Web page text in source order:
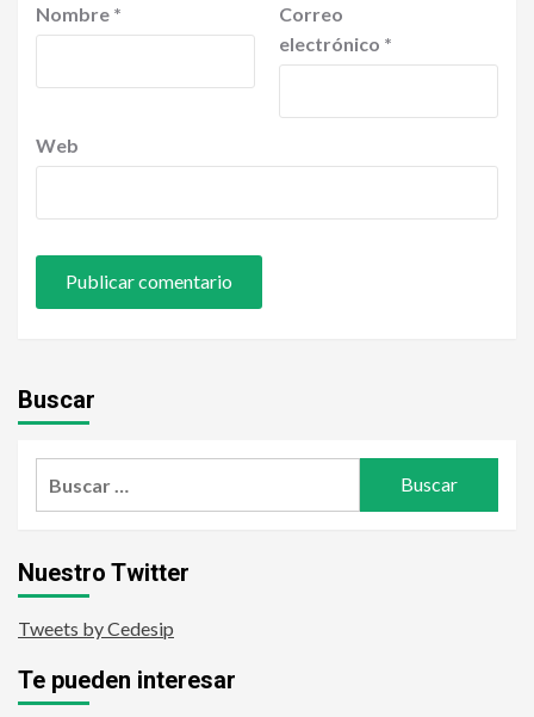
Nombre *
Correo
electrónico *
Web
Buscar
Nuestro Twitter
Tweets by Cedesip
Te pueden interesar